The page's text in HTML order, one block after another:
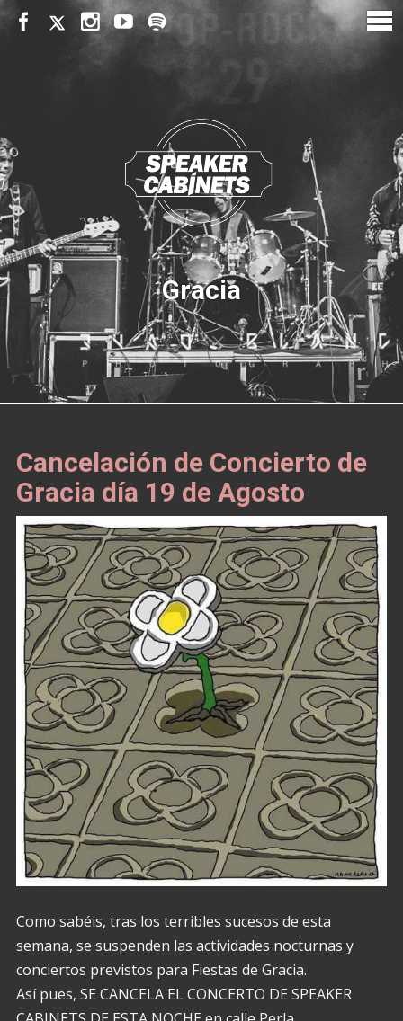
Gracia
Cancelación de Concierto de
Gracia día 19 de Agosto
Como sabéis, tras los terribles sucesos de esta
semana, se suspenden las actividades nocturnas y
conciertos previstos para Fiestas de Gracia.
Así pues, SE CANCELA EL CONCERTO DE SPEAKER